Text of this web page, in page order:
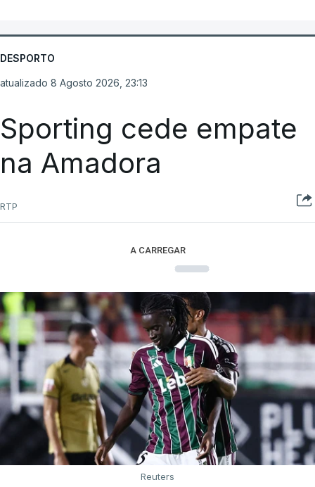
DESPORTO
atualizado 8 Agosto 2026, 23:13
Sporting cede empate
na Amadora
RTP
A CARREGAR
Reuters